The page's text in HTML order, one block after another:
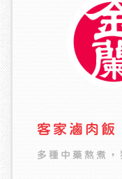
客家滷肉飯
多種中藥熬煮
雪花炒豬肝
道地台灣菜
台式滷肉
最道地台灣美
紅燒吳郭魚
台灣鯛肉嫩鮮甜
炒海瓜子
開胃下酒菜
醬炒蝦仁
Q彈蝦蝦，輕鬆
剝皮辣椒雞
微辣剝皮辣椒